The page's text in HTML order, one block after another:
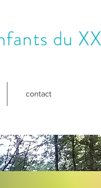
du
contact